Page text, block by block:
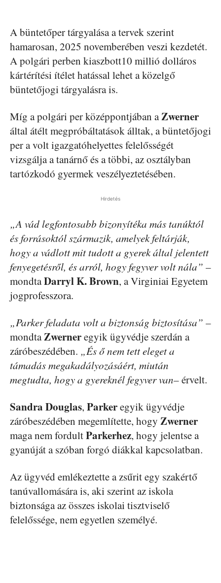
A büntetőper tárgyalása a tervek szerint
hamarosan, 2025 novemberében veszi kezdetét.
A polgári perben kiaszbott10 millió dolláros
kártérítési ítélet hatással lehet a közelgő
büntetőjogi tárgyalásra is.
Míg a polgári per középpontjában aZwerner
által átélt megpróbáltatások álltak, a büntetőjogi
per a volt igazgatóhelyettes felelősségét
vizsgálja a tanárnő és a többi, az osztályban
tartózkodó gyermek veszélyeztetésében.
Hirdetés
„A vád legfontosabb bizonyítéka más tanúktól
és forrásoktól származik, amelyek feltárják,
hogy a vádlott mit tudott a gyerek által jelentett
fenyegetésről, és arról, hogy fegyver volt nála” –
mondtaDarrylK. Brown, a Virginiai Egyetem
jogprofesszora.
„Parker feladata volt a biztonság biztosítása” –
mondtaZwerneregyik ügyvédje szerdán a
záróbeszédében. „És ő nem tett eleget a
támadás megakadályozásáért, miután
megtudta, hogy a gyereknél fegyver van– érvelt.
Sandra Douglas, Parkeregyik ügyvédje
záróbeszédében megemlítette, hogy Zwerner
maga nem fordultParkerhez, hogy jelentse a
gyanúját a szóban forgó diákkal kapcsolatban.
Az ügyvéd emlékeztette a zsűrit egy szakértő
tanúvallomására is, aki szerint az iskola
biztonsága az összes iskolai tisztviselő
felelőssége, nem egyetlen személyé.